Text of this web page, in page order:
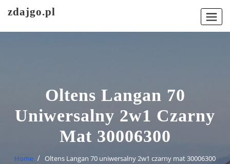
zdajgo.pl
Oltens Langan 70
Uniwersalny 2w1 Czarny
Mat 30006300
Home Oltens Langan 70 uniwersalny 2w1 czarny mat 30006300